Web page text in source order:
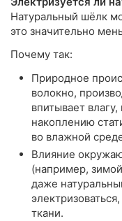
Натуральный шёлк
это значительно
Почему так:
Природное
волокно,
впитывает
накоплению
во влажной
Влияние
(например,
даже
ткани.